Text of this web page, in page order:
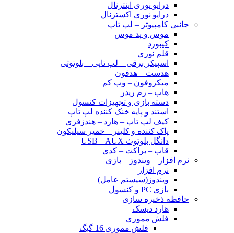
درایو نوری اینترنال
درایو نوری اکسترنال
جانبی کامپیوتر – لپ تاپ
موس و پد موس
کیبورد
قلم نوری
اسپیکر برقی – لپ تاپی – بلوتوثی
هدست – هدفون
میکروفون – وب کم
هاب – رم ریدر
دسته بازی و تجهیزات کنسول
استند و پایه خنک کننده لپ تاپ
کیف لپ تاپ – هارد – هندزفری
پاک کننده و کلینر – خمیر سیلیکون
دانگل بلوتوث USB – AUX
قاب – براکت – کدی
نرم افزار – ویندوز – بازی
نرم افزار
ویندوز(سیستم عامل)
بازی PC و کنسول
حافظه ذخیره سازی
هارد دیسک
فلش مموری
فلش مموری 16 گیگ